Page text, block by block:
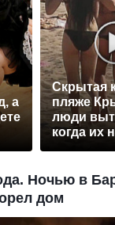
а
Скрытая
пляже
люди
когда их
Ночью в
дом